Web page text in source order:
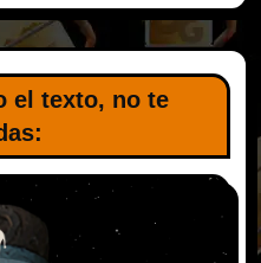
el texto, no te